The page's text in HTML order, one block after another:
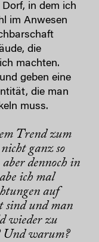
in dem ich
im Anwesen
die
machten.
geben eine
die man
muss.
Trend zum
ganz so
dennoch in
ich mal
auf
sind und man
wieder zu
Und warum?